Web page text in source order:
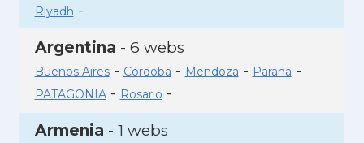
Riyadh -
Argentina - 6 webs
Buenos Aires- Cordoba - Mendoza - Parana -
PATAGONIA- Rosario -
Armenia - 1 webs